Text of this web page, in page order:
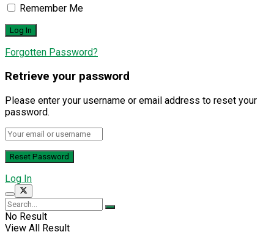
Remember Me
Forgotten Password?
Retrieve your password
Please enter your username or email address to reset your
password.
Log In
No Result
View All Result